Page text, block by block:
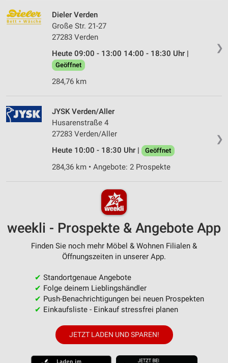
❯
Dieler Verden
Große Str. 21-27
27283 Verden
Heute 09:00 - 13:00 14:00 - 18:30 Uhr |
Geöffnet
284,76 km
❯
JYSK Verden/Aller
Husarenstraße 4
27283 Verden/Aller
Heute 10:00 - 18:30 Uhr |
Geöffnet
284,36 km • Angebote: 2 Prospekte
weekli - Prospekte & Angebote App
Finden Sie noch mehr Möbel & Wohnen Filialen &
Öffnungszeiten in unserer App.
✔ Standortgenaue Angebote
✔ Folge deinem Lieblingshändler
✔ Push-Benachrichtigungen bei neuen Prospekten
✔ Einkaufsliste - Einkauf stressfrei planen
JETZT LADEN UND SPAREN!